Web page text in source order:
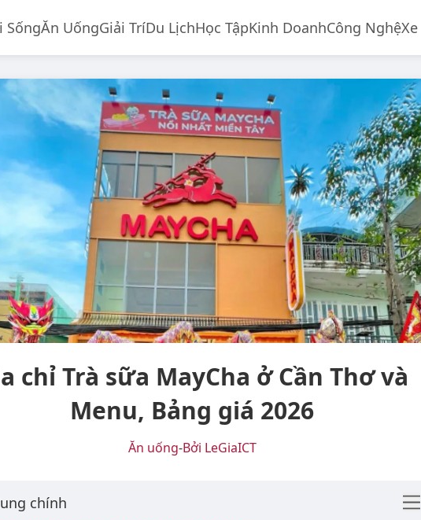
SốngĂn UốngGiải TríDu LịchHọc TậpKinh DoanhCông NghệXe
chỉ Trà sữa MayCha ở Cần Thơ và
Menu, Bảng giá 2026
Ăn uống-Bởi LeGiaICT
chính